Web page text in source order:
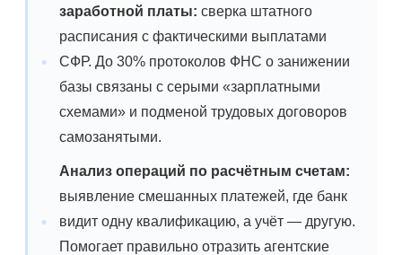
заработной платы: сверка штатного
расписания с фактическими выплатами
СФР. До 30% протоколов ФНС о занижении
базы связаны с серыми «зарплатными
схемами» и подменой трудовых договоров
самозанятыми.
Анализ операций по расчётным счетам:
выявление смешанных платежей, где банк
видит одну квалификацию, а учёт — другую.
Помогает правильно отразить агентские